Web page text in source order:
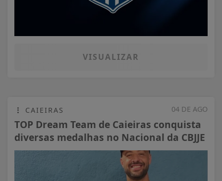
VISUALIZAR
04 DE AGO
CAIEIRAS
TOP Dream Team de Caieiras conquista
diversas medalhas no Nacional da CBJJE